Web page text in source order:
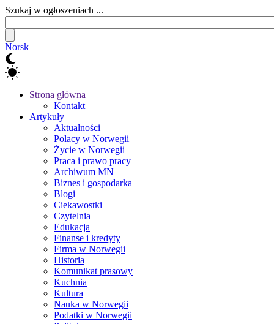
Szukaj w ogłoszeniach ...
Norsk
Strona główna
Kontakt
Artykuły
Aktualności
Polacy w Norwegii
Życie w Norwegii
Praca i prawo pracy
Archiwum MN
Biznes i gospodarka
Blogi
Ciekawostki
Czytelnia
Edukacja
Finanse i kredyty
Firma w Norwegii
Historia
Komunikat prasowy
Kuchnia
Kultura
Nauka w Norwegii
Podatki w Norwegii